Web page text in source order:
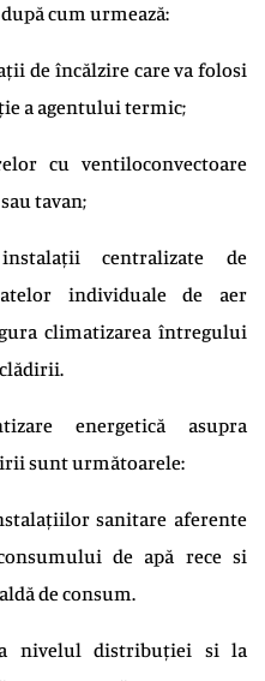
cum urmează:
de încălzire care va folosi
a agentului termic;
cu ventiloconvectoare
tavan;
centralizate de
individuale de aer
climatizarea întregului
energetică asupra
sunt următoarele:
sanitare aferente
de apă rece si
de consum.
nivelul distribuției si la